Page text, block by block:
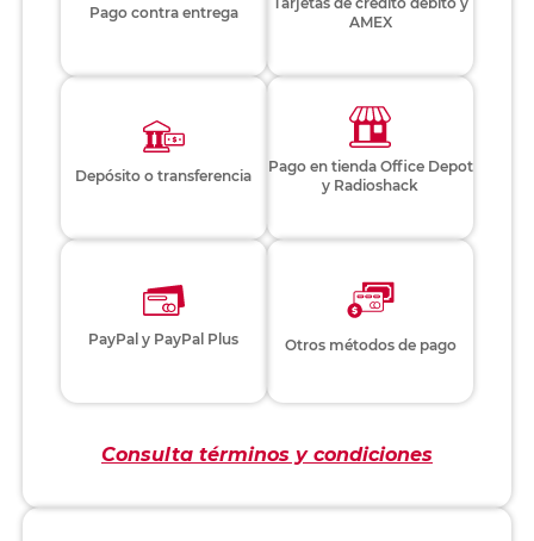
Pago contra entrega
AMEX
Depósito o transferencia
Pago en tienda Office Depot
y Radioshack
PayPal y PayPal Plus Otros métodos de pago
Consulta términos y condiciones